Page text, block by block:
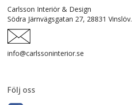
Carlsson Interiör & Design
Södra Järnvägsgatan 27, 28831 Vinslöv.
info@carlssoninterior.se
Följ oss